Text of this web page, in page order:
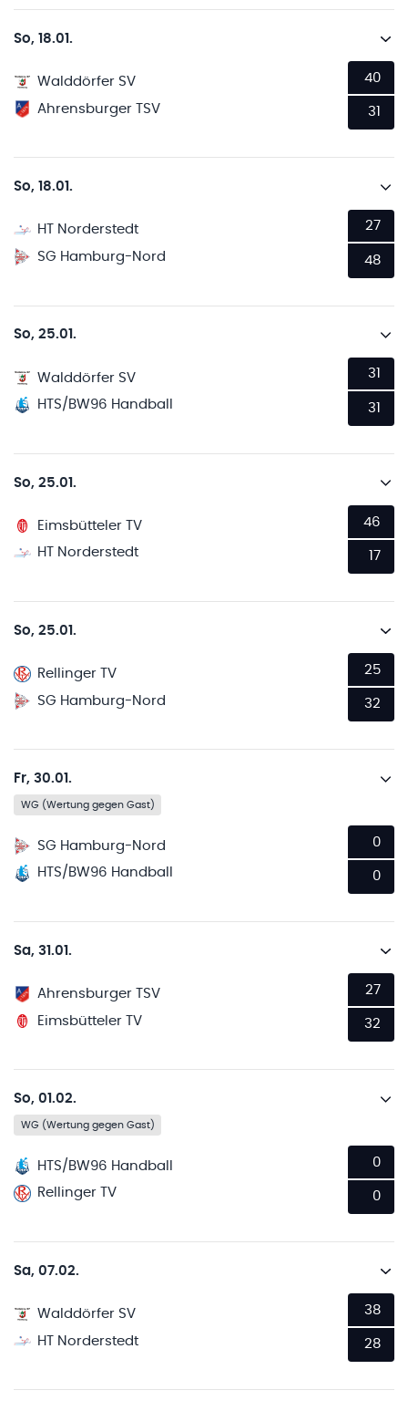
So, 18.01.
Walddörfer SV
Ahrensburger TSV
40
31
So, 18.01.
HT Norderstedt
SG Hamburg-Nord
27
48
So, 25.01.
Walddörfer SV
HTS/BW96 Handball
31
31
So, 25.01.
Eimsbütteler TV
HT Norderstedt
46
17
So, 25.01.
Rellinger TV
SG Hamburg-Nord
25
32
Fr, 30.01.
WG (Wertung gegen Gast)
SG Hamburg-Nord
HTS/BW96 Handball
0
0
Sa, 31.01.
Ahrensburger TSV
Eimsbütteler TV
27
32
So, 01.02.
WG (Wertung gegen Gast)
HTS/BW96 Handball
Rellinger TV
0
0
Sa, 07.02.
Walddörfer SV
HT Norderstedt
38
28